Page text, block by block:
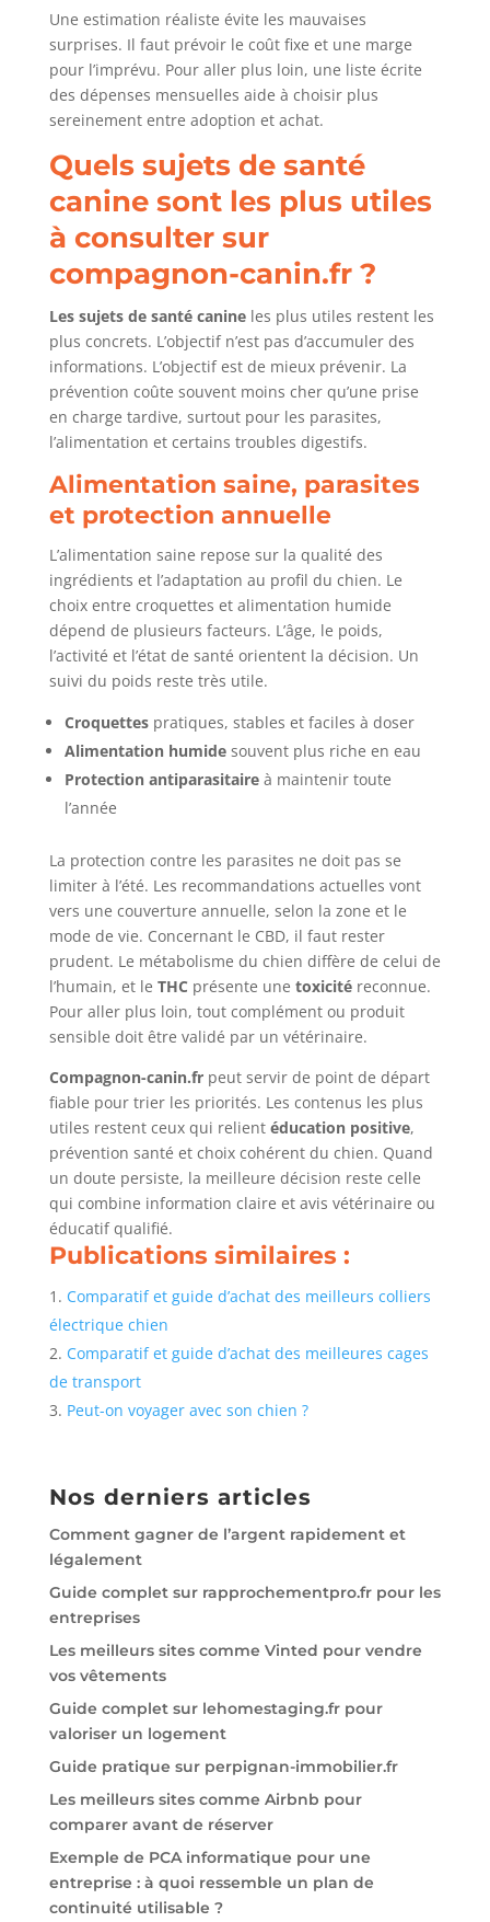
Une estimation réaliste évite les mauvaises
surprises. Il faut prévoir le coût fixe et une marge
pour l’imprévu. Pour aller plus loin, une liste écrite
des dépenses mensuelles aide à choisir plus
sereinement entre adoption et achat.
Quels sujets de santé
canine sont les plus utiles
à consulter sur
compagnon-canin.fr ?
Les sujets de santé canineles plus utiles restent les
plus concrets. L’objectif n’est pas d’accumuler des
informations. L’objectif est de mieux prévenir. La
prévention coûte souvent moins cher qu’une prise
en charge tardive, surtout pour les parasites,
l’alimentation et certains troubles digestifs.
Alimentation saine, parasites
et protection annuelle
L’alimentation saine repose sur la qualité des
ingrédients et l’adaptation au profil du chien. Le
choix entre croquettes et alimentation humide
dépend de plusieurs facteurs. L’âge, le poids,
l’activité et l’état de santé orientent la décision. Un
suivi du poids reste très utile.
Croquettespratiques, stables et faciles à doser
Alimentation humidesouvent plus riche en eau
Protection antiparasitaireà maintenir toute
l’année
La protection contre les parasites ne doit pas se
limiter à l’été. Les recommandations actuelles vont
vers une couverture annuelle, selon la zone et le
mode de vie. Concernant le CBD, il faut rester
prudent. Le métabolisme du chien diffère de celui de
l’humain, et le THC présente une toxicitéreconnue.
Pour aller plus loin, tout complément ou produit
sensible doit être validé par un vétérinaire.
Compagnon-canin.frpeut servir de point de départ
fiable pour trier les priorités. Les contenus les plus
utiles restent ceux qui relient éducation positive,
prévention santé et choix cohérent du chien. Quand
un doute persiste, la meilleure décision reste celle
qui combine information claire et avis vétérinaire ou
éducatif qualifié.
Publications similaires :
Comparatif et guide d’achat des meilleurs colliers
électrique chien
Comparatif et guide d’achat des meilleures cages
de transport
Peut-on voyager avec son chien ?
Nos derniers articles
Comment gagner de l’argent rapidement et
légalement
Guide complet sur rapprochementpro.fr pour les
entreprises
Les meilleurs sites comme Vinted pour vendre
vos vêtements
Guide complet sur lehomestaging.fr pour
valoriser un logement
Guide pratique sur perpignan-immobilier.fr
Les meilleurs sites comme Airbnb pour
comparer avant de réserver
Exemple de PCA informatique pour une
entreprise : à quoi ressemble un plan de
continuité utilisable ?